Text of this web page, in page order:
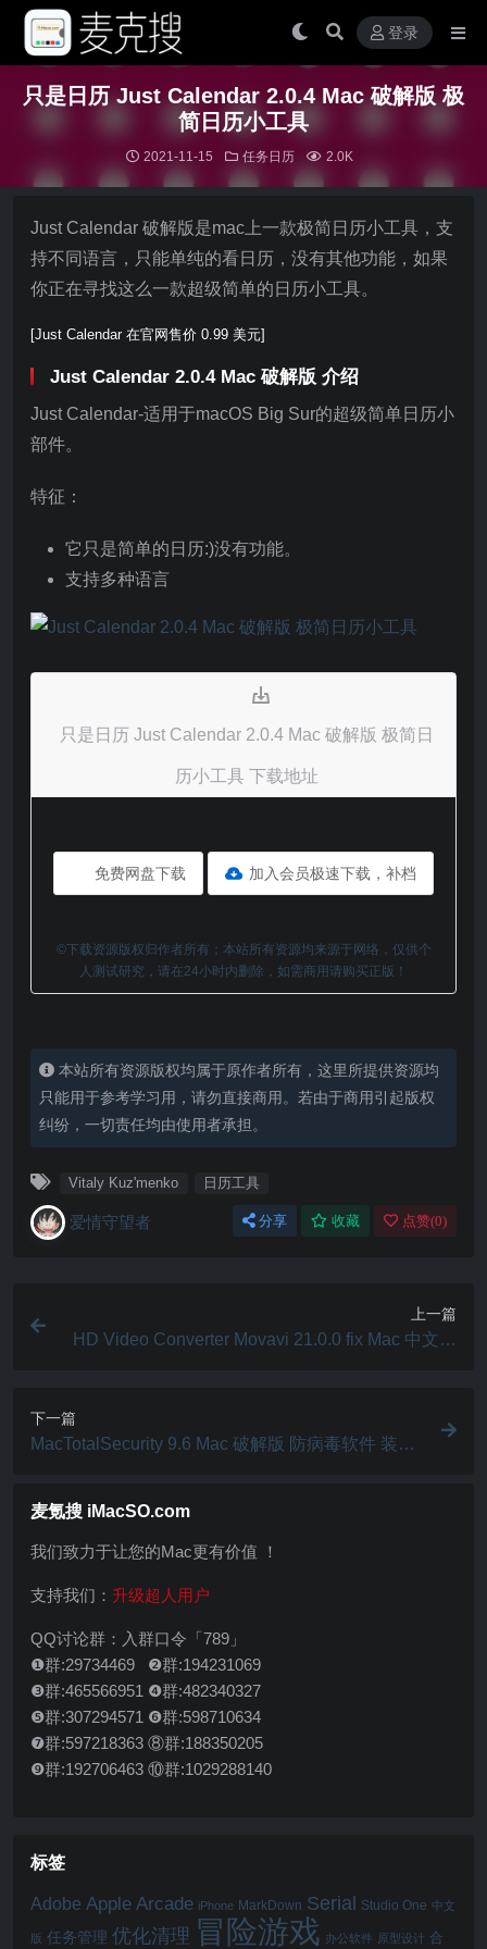
登录
只是日历 Just Calendar 2.0.4 Mac 破解版 极
简日历小工具
2021-11-15 任务日历 2.0K
Just Calendar 破解版是mac上一款极简日历小工具，支
持不同语言，只能单纯的看日历，没有其他功能，如果
你正在寻找这么一款超级简单的日历小工具。
[Just Calendar 在官网售价 0.99 美元]
Just Calendar 2.0.4 Mac 破解版 介绍
Just Calendar-适用于macOS Big Sur的超级简单日历小
部件。
特征：
它只是简单的日历:)没有功能。
支持多种语言
只是日历 Just Calendar 2.0.4 Mac 破解版 极简日
历小工具 下载地址
免费网盘下载 加入会员极速下载，补档
©下载资源版权归作者所有；本站所有资源均来源于网络，仅供个
人测试研究，请在24小时内删除，如需商用请购买正版！
本站所有资源版权均属于原作者所有，这里所提供资源均
只能用于参考学习用，请勿直接商用。若由于商用引起版权
纠纷，一切责任均由使用者承担。
Vitaly Kuz'menko 日历工具
爱情守望者 分享 收藏 点赞(0)
上一篇
HD Video Converter Movavi 21.0.0 fix Mac 中文破
下一篇
MacTotalSecurity 9.6 Mac 破解版 防病毒软件 装
麦氪搜 iMacSO.com
我们致力于让您的Mac更有价值 ！
支持我们： 升级超人用户
QQ讨论群：入群口令「789」
❶群:29734469 ❷群:194231069
❸群:465566951 ❹群:482340327
❺群:307294571 ❻群:598710634
❼群:597218363 ⑧群:188350205
❾群:192706463 ⑩群:1029288140
标签
Adobe Apple Arcade iPhone MarkDown Serial Studio One 中文
版 任务管理 优化清理 冒险游戏 办公软件 原型设计 合